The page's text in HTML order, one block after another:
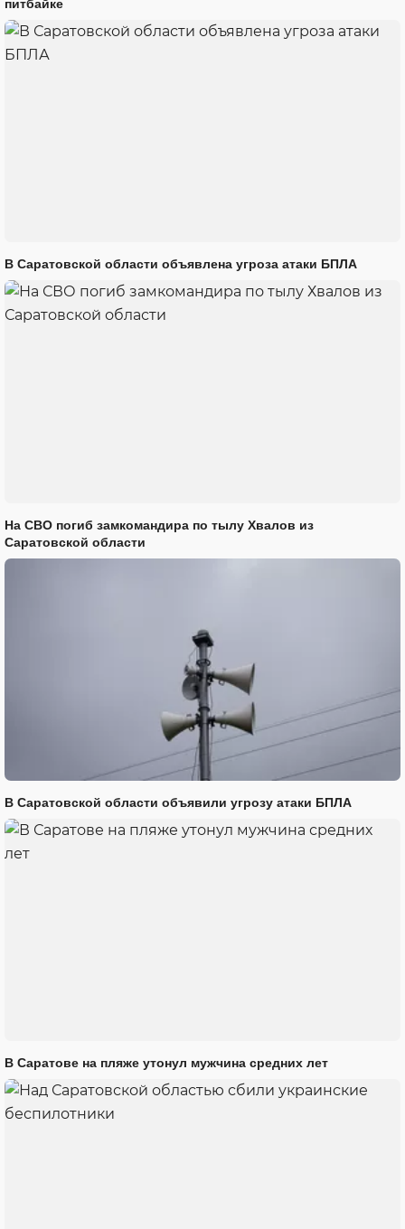
питбайке
В Саратовской области объявлена угроза атаки БПЛА
На СВО погиб замкомандира по тылу Хвалов из
Саратовской области
В Саратовской области объявили угрозу атаки БПЛА
В Саратове на пляже утонул мужчина средних лет